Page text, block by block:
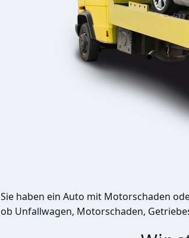
Sie haben ein Auto mit Motorschaden
ob Unfallwagen, Motorschaden,